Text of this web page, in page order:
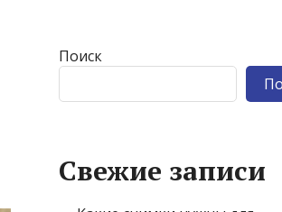
Поиск
Свежие записи